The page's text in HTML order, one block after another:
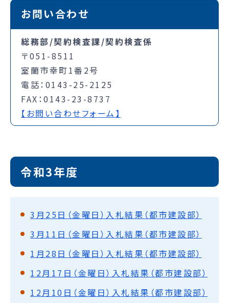
お問い合わせ
総務部/契約検査課/契約検査係
〒051-8511
室蘭市幸町1番2号
電話：0143-25-2125
FAX：0143-23-8737
【お問い合わせフォーム】
令和3年度
3月25日（金曜日）入札結果（都市建設部）
3月11日（金曜日）入札結果（都市建設部）
1月28日（金曜日）入札結果（都市建設部）
12月17日（金曜日）入札結果（都市建設部）
12月10日（金曜日）入札結果（都市建設部）